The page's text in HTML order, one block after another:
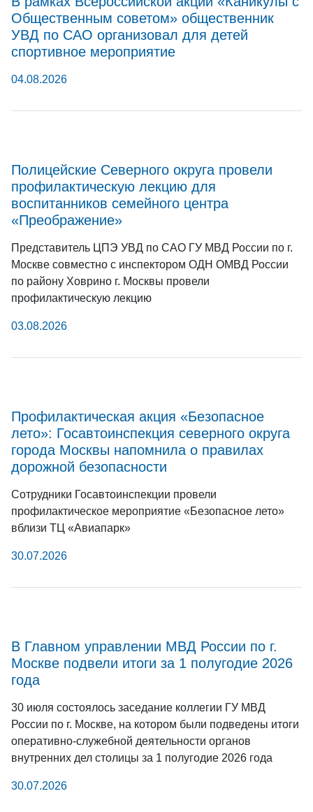
Общественным советом» общественник
УВД по САО организовал для детей
спортивное мероприятие
04.08.2026
Полицейские Северного округа провели
профилактическую лекцию для
воспитанников семейного центра
«Преображение»
Представитель ЦПЭ УВД по САО ГУ МВД России по г.
Москве совместно с инспектором ОДН ОМВД России
по району Ховрино г. Москвы провели
профилактическую лекцию
03.08.2026
Профилактическая акция «Безопасное
лето»: Госавтоинспекция северного округа
города Москвы напомнила о правилах
дорожной безопасности
Сотрудники Госавтоинспекции провели
профилактическое мероприятие «Безопасное лето»
вблизи ТЦ «Авиапарк»
30.07.2026
В Главном управлении МВД России по г.
Москве подвели итоги за 1 полугодие 2026
года
30 июля состоялось заседание коллегии ГУ МВД
России по г. Москве, на котором были подведены итоги
оперативно-служебной деятельности органов
внутренних дел столицы за 1 полугодие 2026 года
30.07.2026